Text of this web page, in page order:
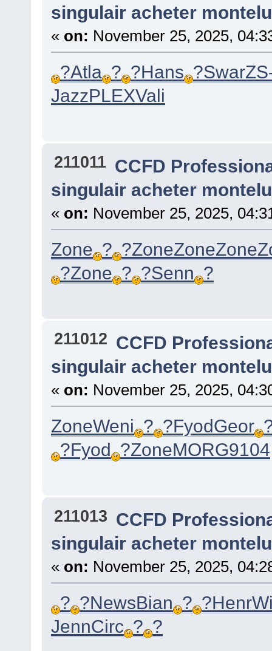
singulair acheter
« on: November 25, 2025,
?Atla ? ?Hans ?Swar
JazzPLEXVali
211011 CCFD
singulair acheter
« on: November 25, 2025,
Zone ? ?ZoneZoneZone
?Zone ? ?Senn ?
211012 CCFD
singulair acheter
« on: November 25, 2025,
ZoneWeni ? ?FyodGeor
?Fyod ?ZoneMORG9104
211013 CCFD
singulair acheter
« on: November 25, 2025,
? ?NewsBian ? ?Henr
JennCirc ? ?